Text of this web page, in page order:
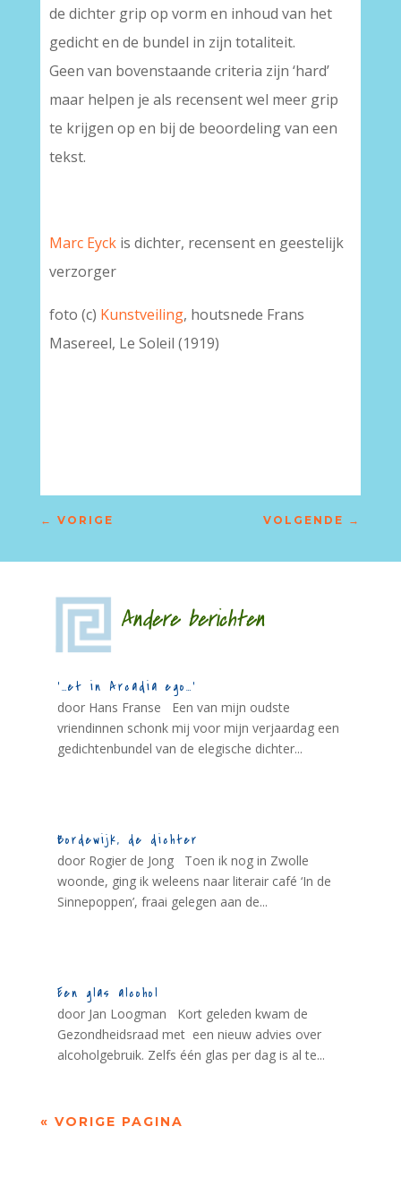
de dichter grip op vorm en inhoud van het
gedicht en de bundel in zijn totaliteit.
Geen van bovenstaande criteria zijn ‘hard’
maar helpen je als recensent wel meer grip
te krijgen op en bij de beoordeling van een
tekst.
Marc Eyckis dichter, recensent en geestelijk
verzorger
foto (c) Kunstveiling, houtsnede Frans
Masereel, Le Soleil (1919)
← VORIGE VOLGENDE →
Andere berichten
‘…et in Arcadia ego…’
door Hans Franse Een van mijn oudste
vriendinnen schonk mij voor mijn verjaardag een
gedichtenbundel van de elegische dichter...
Bordewijk, de dichter
door Rogier de Jong Toen ik nog in Zwolle
woonde, ging ik weleens naar literair café ‘In de
Sinnepoppen’, fraai gelegen aan de...
Een glas alcohol
door Jan Loogman Kort geleden kwam de
Gezondheidsraad met een nieuw advies over
alcoholgebruik. Zelfs één glas per dag is al te...
« VORIGE PAGINA